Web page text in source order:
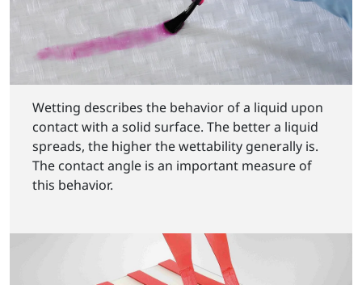
Wetting describes the behavior of a liquid upon
contact with a solid surface. The better a liquid
spreads, the higher the wettability generally is.
The contact angle is an important measure of
this behavior.